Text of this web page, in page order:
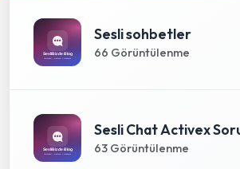
Sesli sohbetler
66 Görüntülenme
Sesli Chat Activex
63 Görüntülenme